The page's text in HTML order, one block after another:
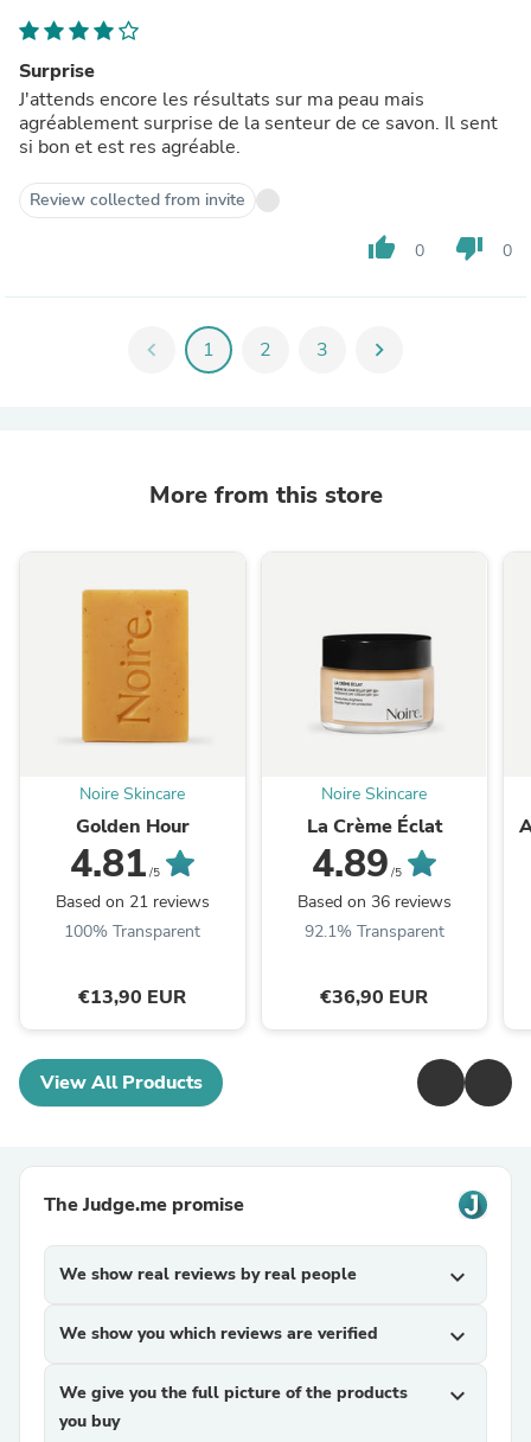
Surprise
J'attends encore les résultats sur ma peau mais
agréablement surprise de la senteur de ce savon. Il sent
si bon et est res agréable.
Review collected from invite
thumb_up 0 thumb_down 0
chevron_left 1 2 3 chevron_right
More from this store
Noire Skincare
Golden Hour
4.81 /5
Based on 21 reviews
100% Transparent
€13,90 EUR
Noire Skincare
La Crème Éclat
4.89 /5
Based on 36 reviews
92.1% Transparent
€36,90 EUR
View All Products
The Judge.me promise
We show real reviews by real people expand_more
We show you which reviews are verified expand_more
We give you the full picture of the products
you buy
expand_more